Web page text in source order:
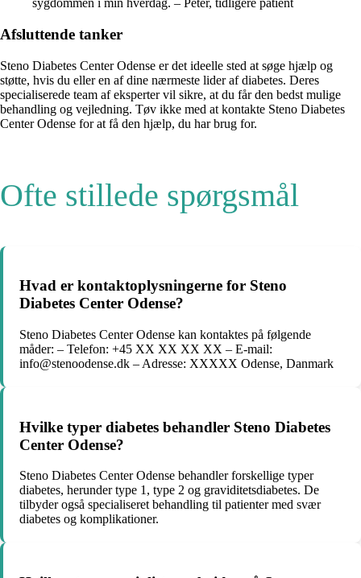
sygdommen i min hverdag. – Peter, tidligere patient
Afsluttende tanker
Steno Diabetes Center Odense er det ideelle sted at søge hjælp og
støtte, hvis du eller en af dine nærmeste lider af diabetes. Deres
specialiserede team af eksperter vil sikre, at du får den bedst mulige
behandling og vejledning. Tøv ikke med at kontakte Steno Diabetes
Center Odense for at få den hjælp, du har brug for.
Ofte stillede spørgsmål
Hvad er kontaktoplysningerne for Steno
Diabetes Center Odense?
Steno Diabetes Center Odense kan kontaktes på følgende
måder: – Telefon: +45 XX XX XX XX – E-mail:
info@stenoodense.dk – Adresse: XXXXX Odense, Danmark
Hvilke typer diabetes behandler Steno Diabetes
Center Odense?
Steno Diabetes Center Odense behandler forskellige typer
diabetes, herunder type 1, type 2 og graviditetsdiabetes. De
tilbyder også specialiseret behandling til patienter med svær
diabetes og komplikationer.